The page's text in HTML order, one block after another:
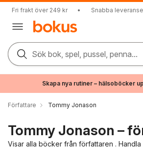
Fri frakt över 249 kr • Snabba
Sök bok, spel, pussel, penna...
Skapa nya rutiner – hälsoböcker
Författare Tommy Jonason
Tommy Jonason –
Visar alla böcker från författaren .